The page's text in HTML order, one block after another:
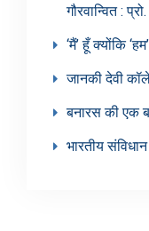
गौरवान्वित :
‘मैं’ हूँ क्योंकि
जानकी देवी
बनारस की एक
भारतीय संविधान